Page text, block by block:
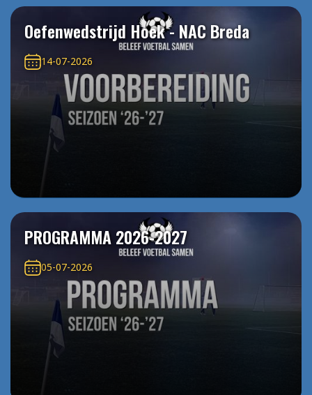
Oefenwedstrijd Hoek - NAC Breda
14-07-2026
PROGRAMMA 2026-2027
05-07-2026